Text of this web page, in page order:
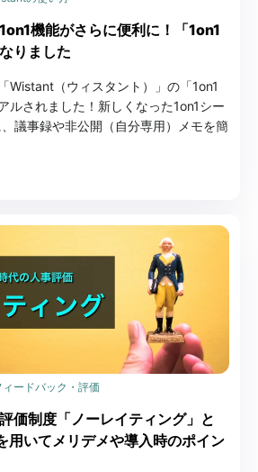
機能がさらに便利に！「1on1
りました
Wistant（ウィスタント）」の「1on1
ルされました！新しくなった1on1シー
、議事録や非公開（自分専用）メモを簡
ィードバック・評価
価制度「ノーレイティング」と
用いてメリデメや導入時のポイン